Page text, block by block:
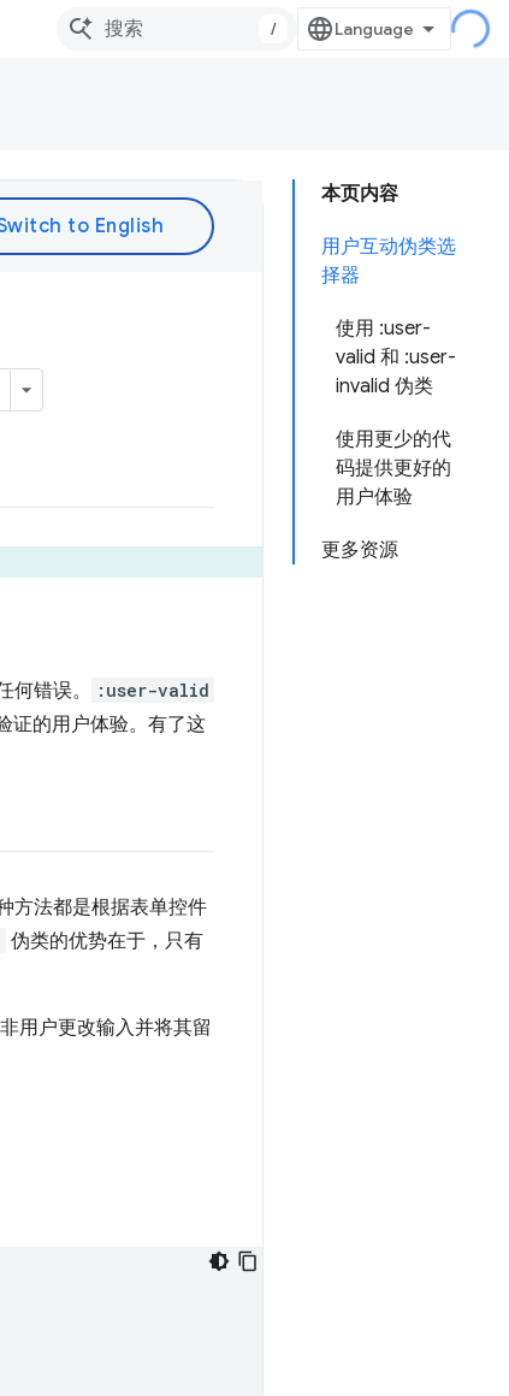
/
本页内容
用户互动伪类选
择器
使用 :user-
valid 和 :user-
invalid 伪类
使用更少的代
码提供更好的
用户体验
更多资源
错误。 :user-valid
证的用户体验。有了这
方法都是根据表单控件
伪类的优势在于，只有
用户更改输入并将其留